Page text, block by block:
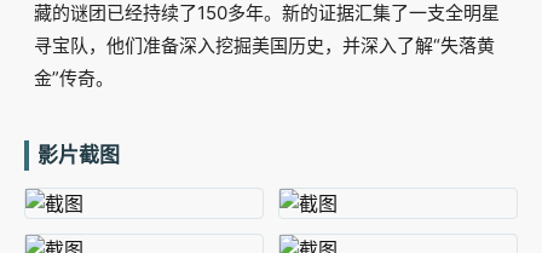
藏的谜团已经持续了150多年。新的证据汇集了一支全明星
寻宝队，他们准备深入挖掘美国历史，并深入了解“失落黄
金”传奇。
影片截图